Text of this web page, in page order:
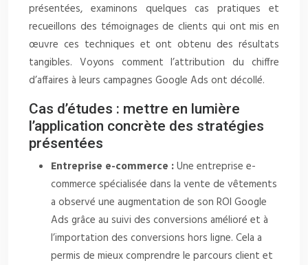
présentées, examinons quelques cas pratiques et
recueillons des témoignages de clients qui ont mis en
œuvre ces techniques et ont obtenu des résultats
tangibles. Voyons comment l’attribution du chiffre
d’affaires à leurs campagnes Google Ads ont décollé.
Cas d’études : mettre en lumière
l’application concrète des stratégies
présentées
Entreprise e-commerce :Une entreprise e-
commerce spécialisée dans la vente de vêtements
a observé une augmentation de son ROI Google
Ads grâce au suivi des conversions amélioré et à
l’importation des conversions hors ligne. Cela a
permis de mieux comprendre le parcours client et